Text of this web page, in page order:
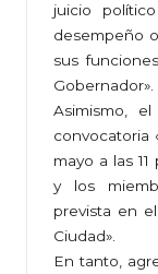
juicio
desempeño
sus
Gobernador».
Asimismo,
convocatoria
mayo a las
y los
prevista en
Ciudad».
En tanto,